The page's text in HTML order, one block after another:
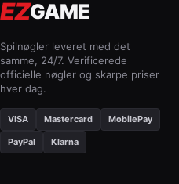
EZGAME
Spilnøgler leveret med det
samme, 24/7. Verificerede
officielle nøgler og skarpe priser
hver dag.
VISA Mastercard MobilePay
PayPal Klarna